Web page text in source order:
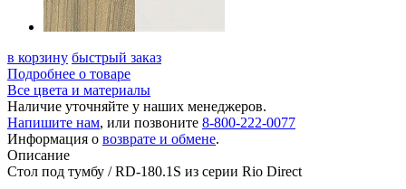
в корзину быстрый заказ
Подробнее о товаре
Все цвета и материалы
Наличие уточняйте у наших менеджеров.
Напишите нам, или позвоните 8-800-222-0077
Информация о возврате и обмене.
Описание
Стол под тумбу / RD-180.1S из серии Rio Direct